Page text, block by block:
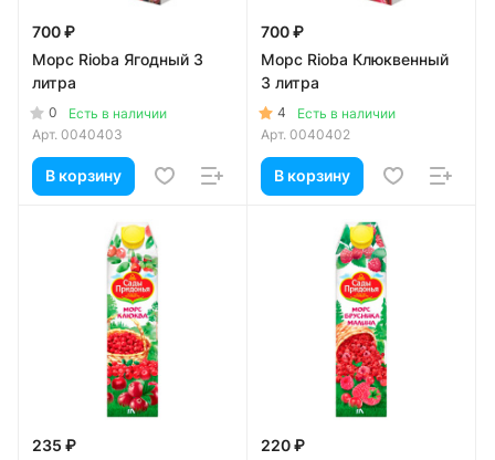
700 ₽
Морс Rioba Ягодный 3
литра
0
Есть в наличии
Арт. 0040403
В корзину
700 ₽
Морс Rioba Клюквенный
3 литра
4
Есть в наличии
Арт. 0040402
В корзину
235 ₽
220 ₽